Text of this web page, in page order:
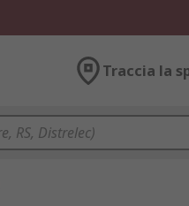
Traccia la